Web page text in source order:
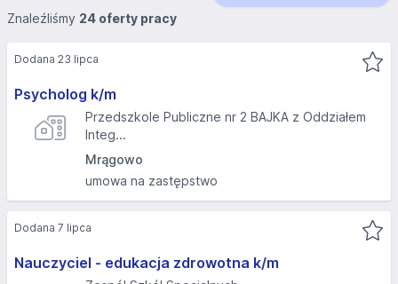
Znaleźliśmy 24 oferty pracy
Psycholog k/m
Przedszkole Publiczne nr 2 BAJKA z Oddziałem
Integ...
Mrągowo
umowa na zastępstwo
Dodana 23 lipca
Nauczyciel - edukacja zdrowotna k/m
Dodana 7 lipca